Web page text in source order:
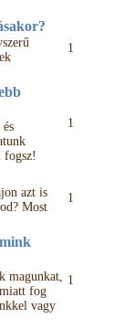
1
fogsz!
1
azt is
Most
1
magunkat,
fog
vagy
1